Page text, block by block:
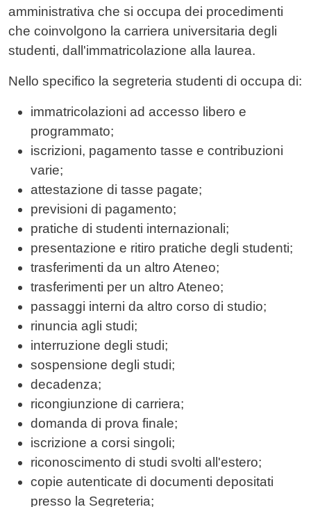
amministrativa che si occupa dei procedimenti
che coinvolgono la carriera universitaria degli
studenti, dall'immatricolazione alla laurea.
Nello specifico la segreteria studenti di occupa di:
immatricolazioni ad accesso libero e
programmato;
iscrizioni, pagamento tasse e contribuzioni
varie;
attestazione di tasse pagate;
previsioni di pagamento;
pratiche di studenti internazionali;
presentazione e ritiro pratiche degli studenti;
trasferimenti da un altro Ateneo;
trasferimenti per un altro Ateneo;
passaggi interni da altro corso di studio;
rinuncia agli studi;
interruzione degli studi;
sospensione degli studi;
decadenza;
ricongiunzione di carriera;
domanda di prova finale;
iscrizione a corsi singoli;
riconoscimento di studi svolti all'estero;
copie autenticate di documenti depositati
presso la Segreteria;